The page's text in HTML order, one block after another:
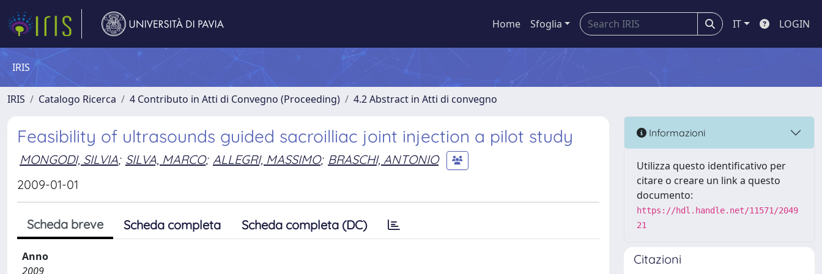
Home Sfoglia IT LOGIN
IRIS
IRIS Catalogo Ricerca 4 Contributo in Atti di Convegno (Proceeding) 4.2 Abstract in Atti di convegno
Feasibility of ultrasounds guided sacroilliac joint injection a pilot study
MONGODI, SILVIA; SILVA, MARCO; ALLEGRI, MASSIMO; BRASCHI, ANTONIO
2009-01-01
Scheda breve Scheda completa Scheda completa (DC)
Anno
2009
Informazioni
Utilizza questo identificativo per
citare o creare un link a questo
documento:
https://hdl.handle.net/11571/2049
21
Citazioni